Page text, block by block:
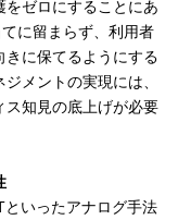
ゼロにすることにあ
に留まらず、利用者
きに保てるようにする
メントの実現には、
ス知見の底上げが必要
いったアナログ手法